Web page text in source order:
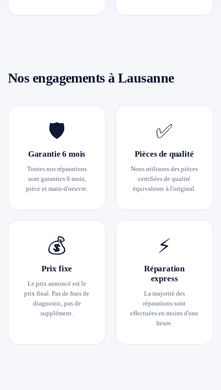
Nos engagements à Lausanne
🛡
Garantie 6 mois
Toutes nos réparations
sont garanties 6 mois,
pièce et main-d'oeuvre.
✅
Pièces de qualité
Nous utilisons des pièces
certifiées de qualité
équivalente à l'original.
💰
Prix fixe
Le prix annoncé est le
prix final. Pas de frais de
diagnostic, pas de
supplément.
⚡
Réparation
express
La majorité des
réparations sont
effectuées en moins d'une
heure.